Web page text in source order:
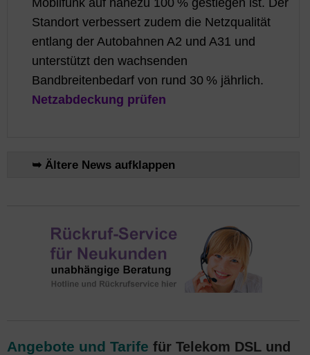
Mobilfunk auf nahezu 100 % gestiegen ist. Der
Standort verbessert zudem die Netzqualität
entlang der Autobahnen A2 und A31 und
unterstützt den wachsenden
Bandbreitenbedarf von rund 30 % jährlich.
Netzabdeckung prüfen
➥ Ältere News aufklappen
Angebote und Tarife für Telekom DSL und